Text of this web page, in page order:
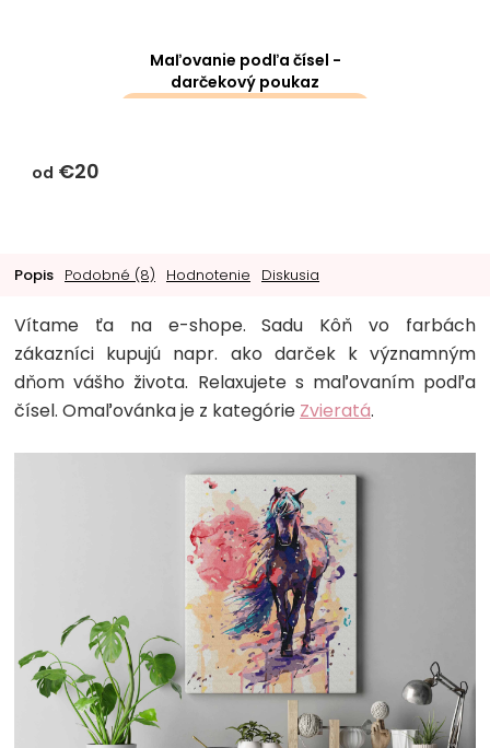
Maľovanie podľa čísel -
darčekový poukaz
od €20
Popis Podobné (8) Hodnotenie Diskusia
Vítame ťa na e-shope. Sadu Kôň vo farbách
zákazníci kupujú napr. ako darček k významným
dňom vášho života. Relaxujete s maľovaním podľa
čísel. Omaľovánka je z kategórie Zvieratá.